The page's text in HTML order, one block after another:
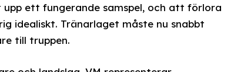
ett fungerande samspel, och att förlora
idealiskt. Tränarlaget måste nu snabbt
till truppen.